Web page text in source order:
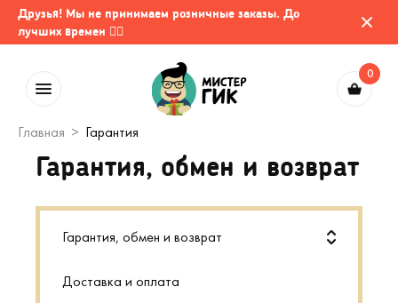
Друзья! Мы не принимаем розничные заказы. До
лучших времен 🤷‍♂️
0
Главная Гарантия
Гарантия, обмен и возврат
Доставка и оплата
Гарантия, обмен и возврат